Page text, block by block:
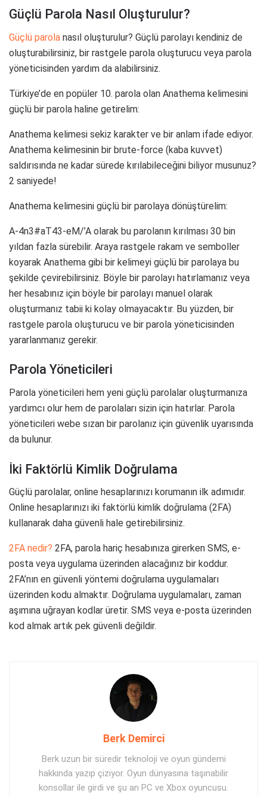
Güçlü Parola Nasıl Oluşturulur?
Güçlü parola nasıl oluşturulur? Güçlü parolayı kendiniz de
oluşturabilirsiniz, bir rastgele parola oluşturucu veya parola
yöneticisinden yardım da alabilirsiniz.
Türkiye’de en popüler 10. parola olan Anathema kelimesini
güçlü bir parola haline getirelim:
Anathema kelimesi sekiz karakter ve bir anlam ifade ediyor.
Anathema kelimesinin bir brute-force (kaba kuvvet)
saldırısında ne kadar sürede kırılabileceğini biliyor musunuz?
2 saniyede!
Anathema kelimesini güçlü bir parolaya dönüştürelim:
A-4n3#aT43-eM/’A olarak bu parolanın kırılması 30 bin
yıldan fazla sürebilir. Araya rastgele rakam ve semboller
koyarak Anathema gibi bir kelimeyi güçlü bir parolaya bu
şekilde çevirebilirsiniz. Böyle bir parolayı hatırlamanız veya
her hesabınız için böyle bir parolayı manuel olarak
oluşturmanız tabii ki kolay olmayacaktır. Bu yüzden, bir
rastgele parola oluşturucu ve bir parola yöneticisinden
yararlanmanız gerekir.
Parola Yöneticileri
Parola yöneticileri hem yeni güçlü parolalar oluşturmanıza
yardımcı olur hem de parolaları sizin için hatırlar. Parola
yöneticileri webe sızan bir parolanız için güvenlik uyarısında
da bulunur.
İki Faktörlü Kimlik Doğrulama
Güçlü parolalar, online hesaplarınızı korumanın ilk adımıdır.
Online hesaplarınızı iki faktörlü kimlik doğrulama (2FA)
kullanarak daha güvenli hale getirebilirsiniz.
2FA nedir? 2FA, parola hariç hesabınıza girerken SMS, e-
posta veya uygulama üzerinden alacağınız bir koddur.
2FA’nın en güvenli yöntemi doğrulama uygulamaları
üzerinden kodu almaktır. Doğrulama uygulamaları, zaman
aşımına uğrayan kodlar üretir. SMS veya e-posta üzerinden
kod almak artık pek güvenli değildir.
Berk Demirci
Berk uzun bir süredir teknoloji ve oyun gündemi
hakkında yazıp çiziyor. Oyun dünyasına taşınabilir
konsollar ile girdi ve şu an PC ve Xbox oyuncusu.